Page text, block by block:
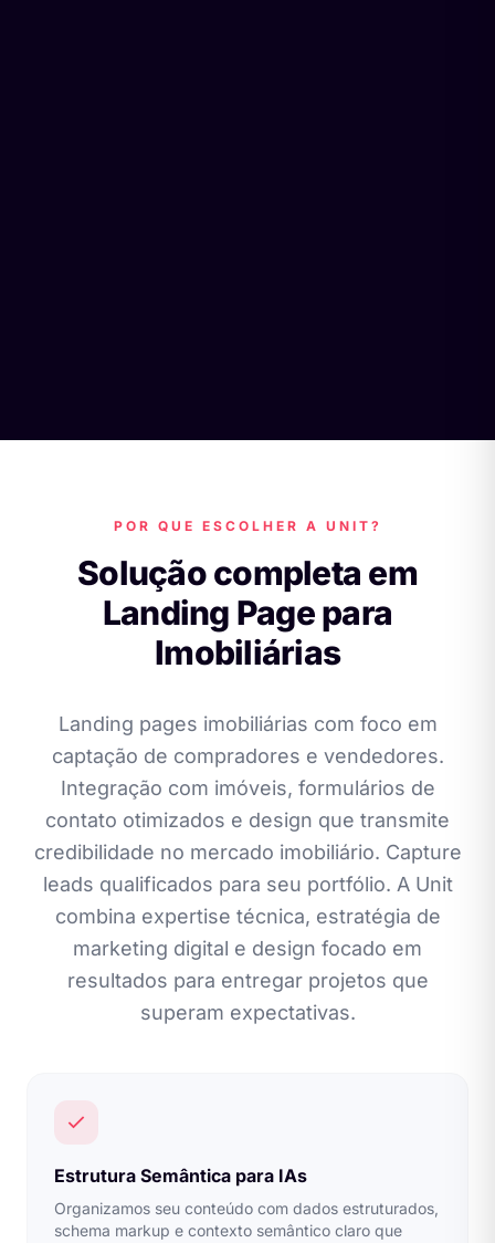
POR QUE ESCOLHER A UNIT?
Solução completa em
Landing Page para
Imobiliárias
Landing pages imobiliárias com foco em
captação de compradores e vendedores.
Integração com imóveis, formulários de
contato otimizados e design que transmite
credibilidade no mercado imobiliário. Capture
leads qualificados para seu portfólio. A Unit
combina expertise técnica, estratégia de
marketing digital e design focado em
resultados para entregar projetos que
superam expectativas.
Estrutura Semântica para IAs
Organizamos seu conteúdo com dados estruturados,
schema markup e contexto semântico claro que